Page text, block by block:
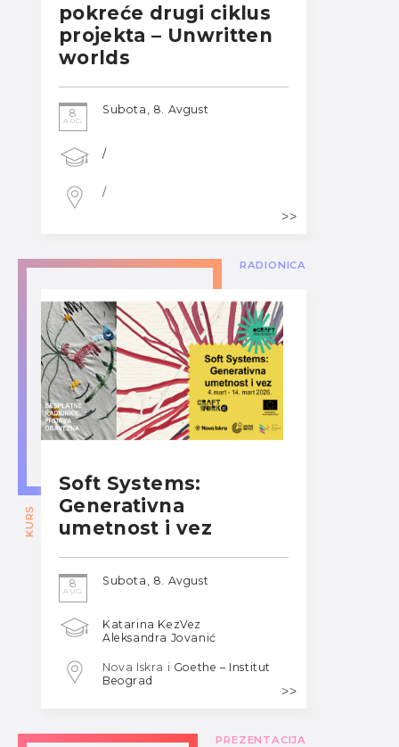
pokreće drugi ciklus
projekta – Unwritten
worlds
8
AUG
Subota, 8. Avgust
/
/
RADIONICA
KURS
Soft Systems:
Generativna
umetnost i vez
8
AUG
Subota, 8. Avgust
Katarina KezVez
Aleksandra Jovanić
Nova Iskra i Goethe – Institut
Beograd
PREZENTACIJA